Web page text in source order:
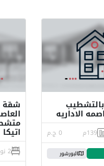
بالتشطيب
الاداريه
139م 0 ج.م
البورشور
شقة
اتيكا
2 نوم